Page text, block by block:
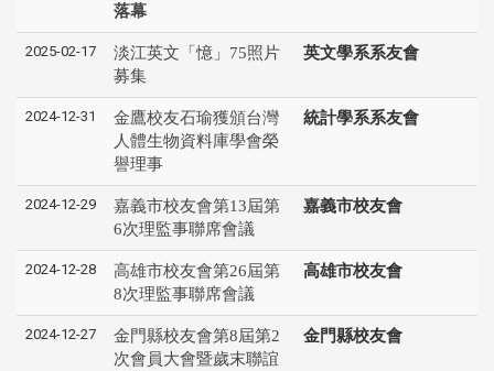
落幕
2025-02-17
淡江英文「憶」75照片
募集
英文學系系友會
2024-12-31
金鷹校友石瑜獲頒台灣
人體生物資料庫學會榮
譽理事
統計學系系友會
2024-12-29
嘉義市校友會第13屆第
6次理監事聯席會議
嘉義市校友會
2024-12-28
高雄市校友會第26屆第
8次理監事聯席會議
高雄市校友會
2024-12-27
金門縣校友會第8屆第2
次會員大會暨歲末聯誼
金門縣校友會